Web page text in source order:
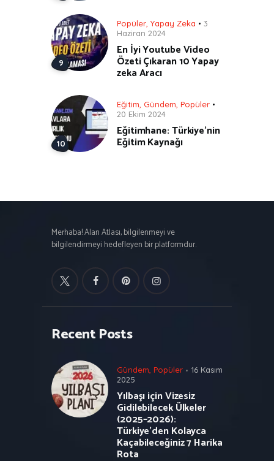
Popüler Yapay Zeka
3
Haziran 2024
En İyi Youtube Video
Özeti Çıkaran 10 Yapay
zeka Aracı
Eğitim Gündem Popüler
20 Ekim 2024
Eğitimhane: Türkiye’nin
Eğitim Kaynağı
Merhaba! Alan Atlası, bilgilenmeyi ve
bilgilendirmeyi hedefleyen bir platformdur.
Recent Posts
Gündem, Popüler
16 Kasım
2025
Yılbaşı için Vizesiz
Gidilebilecek Ülkeler
(2025–2026):
Türkiye’den Kolayca
Kaçabileceğiniz 7 Harika
Rota